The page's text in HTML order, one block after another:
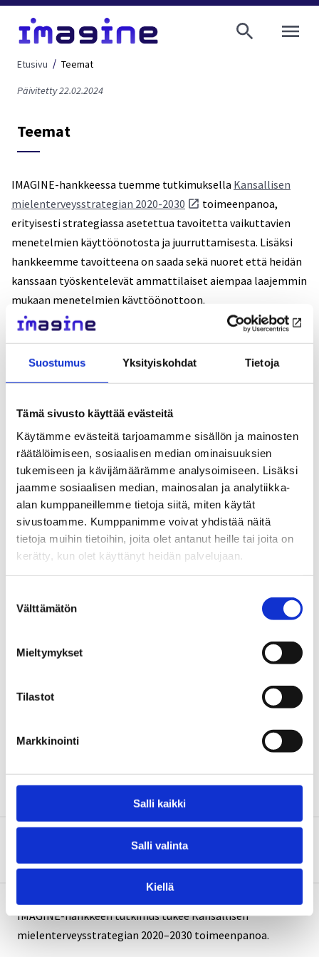
Suostumus Yksityiskohdat Tietoja
Tämä sivusto käyttää evästeitä
Käytämme evästeitä tarjoamamme sisällön ja mainosten
räätälöimiseen, sosiaalisen median ominaisuuksien
tukemiseen ja kävijämäärämme analysoimiseen. Lisäksi
jaamme sosiaalisen median, mainosalan ja analytiikka-
alan kumppaneillemme tietoja siitä, miten käytät
sivustoamme. Kumppanimme voivat yhdistää näitä
tietoja muihin tietoihin, joita olet antanut heille tai joita on
kerätty, kun olet käyttänyt heidän palvelujaan.
valinta
Välttämätön
Mieltymykset
Tilastot
Markkinointi
Salli kaikki
Salli valinta
Kiellä
Etusivu
Teemat
Päivitetty 22.02.2024
Teemat
IMAGINE-hankkeessa tuemme tutkimuksella Kansallisen
mielenterveysstrategian 2020-2030
toimeenpanoa,
erityisesti strategiassa asetettua tavoitetta vaikuttavien
menetelmien käyttöönotosta ja juurruttamisesta. Lisäksi
hankkeemme tavoitteena on saada sekä nuoret että heidän
kanssaan työskentelevät ammattilaiset aiempaa laajemmin
mukaan menetelmien käyttöönottoon.
Olemme mukana luomassa valtakunnallista interventioiden
suunnitelmallisen käyttöönoton ja juurruttamisen (engl.
keskivaikeiden mielenterveyden oireiden hoitoon
vaikuttavien, terapeuttisten lyhytinterventioiden avulla.
Hankkeella on neljä laajaa vaikuttamisteemaa, joiden
toteuttaminen on jaettu yhdeksään työpakettiin.
IMAGINE-hankkeen tutkimusteemat ja työpaketit (WP).
IMAGINE-hankkeen tutkimus tukee Kansallisen
mielenterveysstrategian 2020–2030 toimeenpanoa.